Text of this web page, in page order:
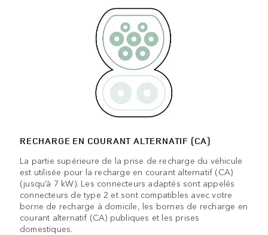
RECHARGE EN COURANT ALTERNATIF (CA)
La partie supérieure de la prise de recharge du véhicule
est utilisée pour la recharge en courant alternatif (CA)
(jusqu’à 7 kW). Les connecteurs adaptés sont appelés
connecteurs de type 2 et sont compatibles avec votre
borne de recharge à domicile, les bornes de recharge en
courant alternatif (CA) publiques et les prises
domestiques.